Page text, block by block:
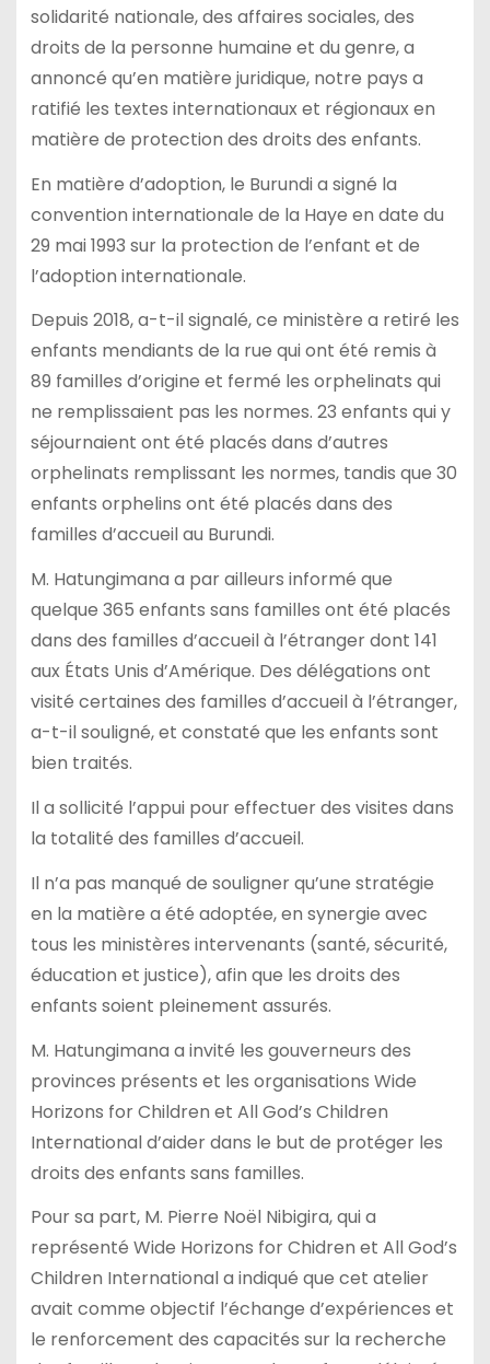
solidarité nationale, des affaires sociales, des
droits de la personne humaine et du genre, a
annoncé qu’en matière juridique, notre pays a
ratifié les textes internationaux et régionaux en
matière de protection des droits des enfants.
En matière d’adoption, le Burundi a signé la
convention internationale de la Haye en date du
29 mai 1993 sur la protection de l’enfant et de
l’adoption internationale.
Depuis 2018, a-t-il signalé, ce ministère a retiré les
enfants mendiants de la rue qui ont été remis à
89 familles d’origine et fermé les orphelinats qui
ne remplissaient pas les normes. 23 enfants qui y
séjournaient ont été placés dans d’autres
orphelinats remplissant les normes, tandis que 30
enfants orphelins ont été placés dans des
familles d’accueil au Burundi.
M. Hatungimana a par ailleurs informé que
quelque 365 enfants sans familles ont été placés
dans des familles d’accueil à l’étranger dont 141
aux États Unis d’Amérique. Des délégations ont
visité certaines des familles d’accueil à l’étranger,
a-t-il souligné, et constaté que les enfants sont
bien traités.
Il a sollicité l’appui pour effectuer des visites dans
la totalité des familles d’accueil.
Il n’a pas manqué de souligner qu’une stratégie
en la matière a été adoptée, en synergie avec
tous les ministères intervenants (santé, sécurité,
éducation et justice), afin que les droits des
enfants soient pleinement assurés.
M. Hatungimana a invité les gouverneurs des
provinces présents et les organisations Wide
Horizons for Children et All God’s Children
International d’aider dans le but de protéger les
droits des enfants sans familles.
Pour sa part, M. Pierre Noël Nibigira, qui a
représenté Wide Horizons for Chidren et All God’s
Children International a indiqué que cet atelier
avait comme objectif l’échange d’expériences et
le renforcement des capacités sur la recherche